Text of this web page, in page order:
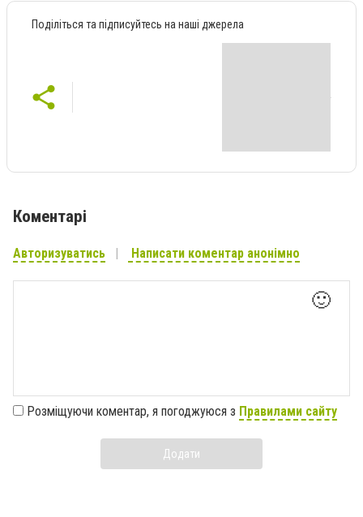
Поділіться та підписуйтесь на наші джерела
Коментарі
Авторизуватись Написати коментар анонімно
🙂
Розміщуючи коментар, я погоджуюся з Правилами сайту
Додати